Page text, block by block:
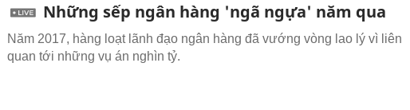
Những sếp ngân hàng 'ngã ngựa' năm qua
Năm 2017, hàng loạt lãnh đạo ngân hàng đã vướng vòng lao lý vì liên
quan tới những vụ án nghìn tỷ.